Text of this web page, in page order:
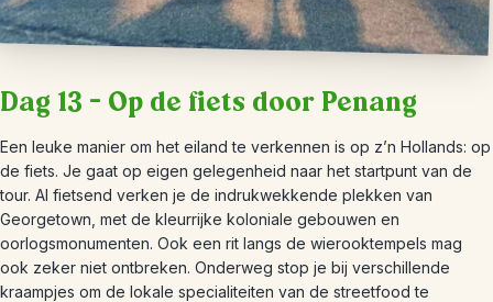
Dag 13 – Op de fiets door Penang
Een leuke manier om het eiland te verkennen is op z’n Hollands: op
de fiets. Je gaat op eigen gelegenheid naar het startpunt van de
tour. Al fietsend verken je de indrukwekkende plekken van
Georgetown, met de kleurrijke koloniale gebouwen en
oorlogsmonumenten. Ook een rit langs de wierooktempels mag
ook zeker niet ontbreken. Onderweg stop je bij verschillende
kraampjes om de lokale specialiteiten van de streetfood te